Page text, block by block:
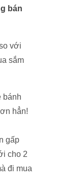
bán
với
sắm
bánh
hẳn!
gấp
cho 2
đi mua